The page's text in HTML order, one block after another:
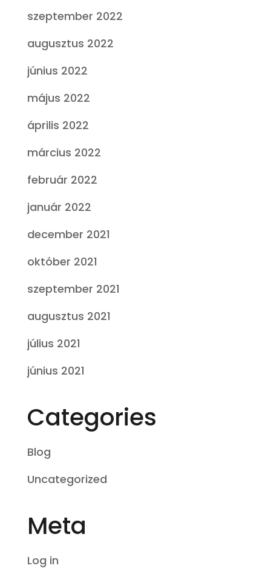
szeptember 2022
augusztus 2022
június 2022
május 2022
április 2022
március 2022
február 2022
január 2022
december 2021
október 2021
szeptember 2021
augusztus 2021
július 2021
június 2021
Categories
Blog
Uncategorized
Meta
Log in